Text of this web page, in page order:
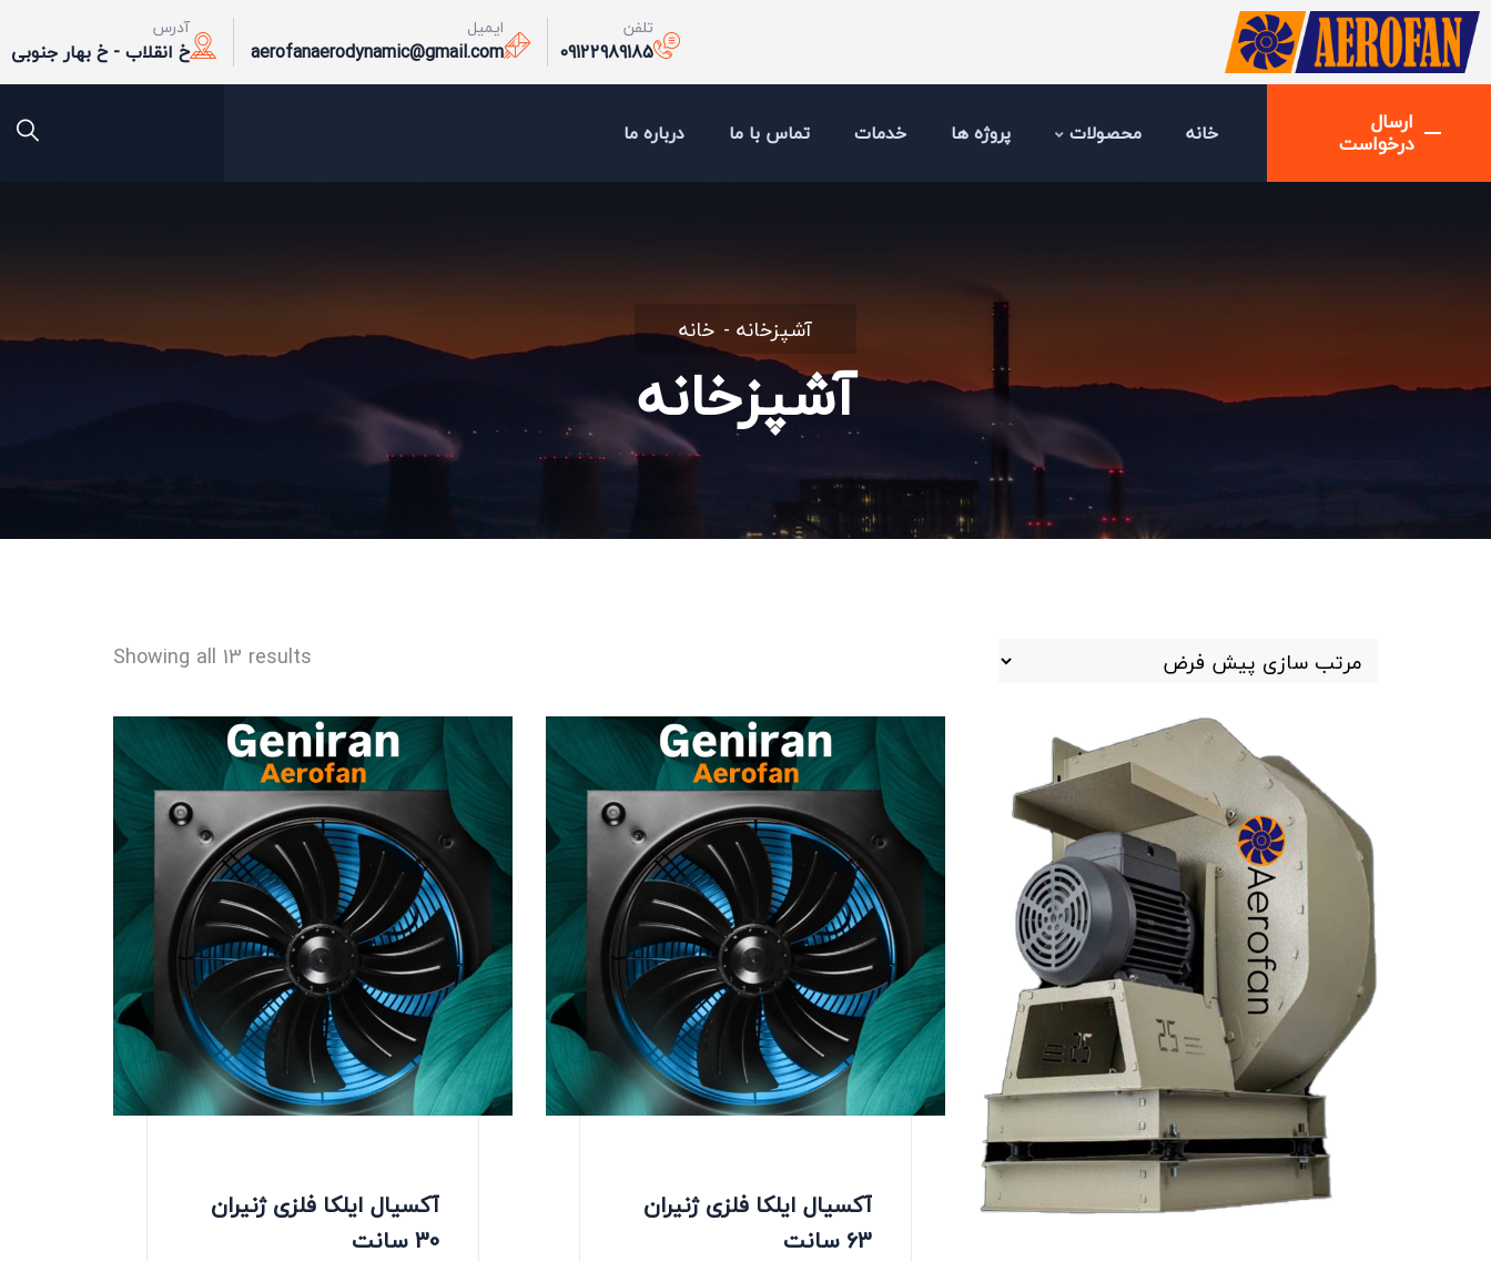
تلفن
09122989185
ایمیل
aerofanaerodynamic@gmail.com
آدرس
خ انقلاب - خ بهار جنوبی
ارسال
درخواست خانه محصولات پروژه ها خدمات تماس با ما درباره ما
خانه آشپزخانه
آشپزخانه
Showing all 13 results
آکسیال ایلکا فلزی ژنیران
30 سانت
آکسیال ایلکا فلزی ژنیران
63 سانت